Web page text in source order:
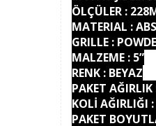
ÖLÇÜLER :
MATERIAL :
GRILLE :
MALZEME : 5”
RENK : BEYAZ
PAKET
KOLİ AĞIRLIĞI
PAKET